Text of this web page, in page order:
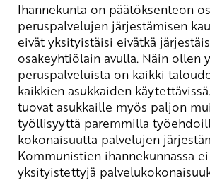
Ihannekunta on päätöksenteon
peruspalvelujen järjestämisen
eivät yksityistäisi eivätkä
osakeyhtiölain avulla. Näin ollen
peruspalveluista on kaikki
kaikkien asukkaiden
tuovat asukkaille myös paljon
työllisyyttä paremmilla
kokonaisuutta palvelujen
Kommunistien ihannekunnassa
yksityistettyjä